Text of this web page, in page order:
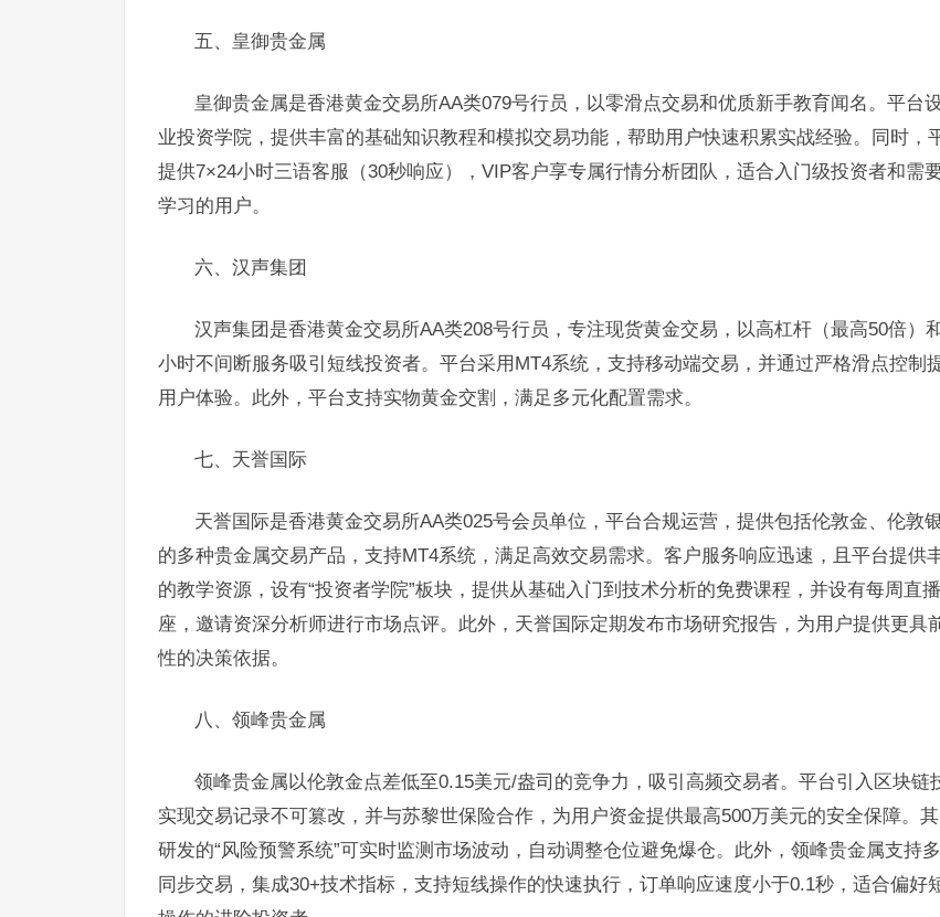
五、皇御贵金属
皇御贵金属是香港黄金交易所AA类079号行员，以零滑点交易和优质新手教育闻名。平台
业投资学院，提供丰富的基础知识教程和模拟交易功能，帮助用户快速积累实战经验。同时，
提供7×24小时三语客服（30秒响应），VIP客户享专属行情分析团队，适合入门级投资者和需
学习的用户。
六、汉声集团
汉声集团是香港黄金交易所AA类208号行员，专注现货黄金交易，以高杠杆（最高50倍）
小时不间断服务吸引短线投资者。平台采用MT4系统，支持移动端交易，并通过严格滑点控制
用户体验。此外，平台支持实物黄金交割，满足多元化配置需求。
七、天誉国际
天誉国际是香港黄金交易所AA类025号会员单位，平台合规运营，提供包括伦敦金、伦敦
的多种贵金属交易产品，支持MT4系统，满足高效交易需求。客户服务响应迅速，且平台提供
的教学资源，设有“投资者学院”板块，提供从基础入门到技术分析的免费课程，并设有每周直
座，邀请资深分析师进行市场点评。此外，天誉国际定期发布市场研究报告，为用户提供更具
性的决策依据。
八、领峰贵金属
领峰贵金属以伦敦金点差低至0.15美元/盎司的竞争力，吸引高频交易者。平台引入区块链
实现交易记录不可篡改，并与苏黎世保险合作，为用户资金提供最高500万美元的安全保障。
研发的“风险预警系统”可实时监测市场波动，自动调整仓位避免爆仓。此外，领峰贵金属支持
同步交易，集成30+技术指标，支持短线操作的快速执行，订单响应速度小于0.1秒，适合偏好